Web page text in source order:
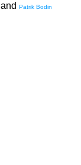
and Patrik Bodin